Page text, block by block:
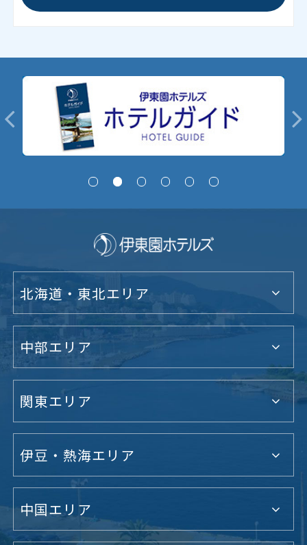
北海道・東北エリア
中部エリア
関東エリア
伊豆・熱海エリア
中国エリア